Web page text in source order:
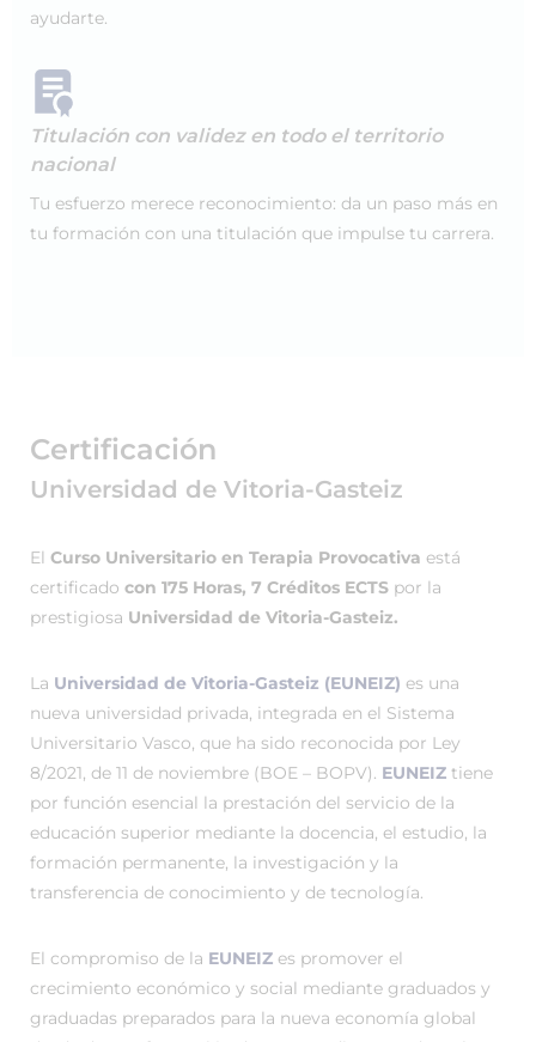
ayudarte.
Titulación con validez en todo el territorio
nacional
Tu esfuerzo merece reconocimiento: da un paso más en
tu formación con una titulación que impulse tu carrera.
Certificación
Universidad de Vitoria-Gasteiz
El Curso Universitario en Terapia Provocativa está
certificado con 175 Horas, 7 Créditos ECTS por la
prestigiosa Universidad de Vitoria-Gasteiz.
La Universidad de Vitoria-Gasteiz (EUNEIZ) es una
nueva universidad privada, integrada en el Sistema
Universitario Vasco, que ha sido reconocida por Ley
8/2021, de 11 de noviembre (BOE – BOPV). EUNEIZ tiene
por función esencial la prestación del servicio de la
educación superior mediante la docencia, el estudio, la
formación permanente, la investigación y la
transferencia de conocimiento y de tecnología.
El compromiso de la EUNEIZ es promover el
crecimiento económico y social mediante graduados y
graduadas preparados para la nueva economía global